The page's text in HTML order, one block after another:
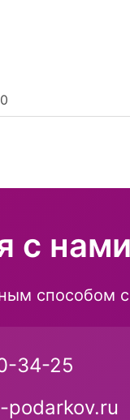
0
с
способом
34-25
podarkov.ru